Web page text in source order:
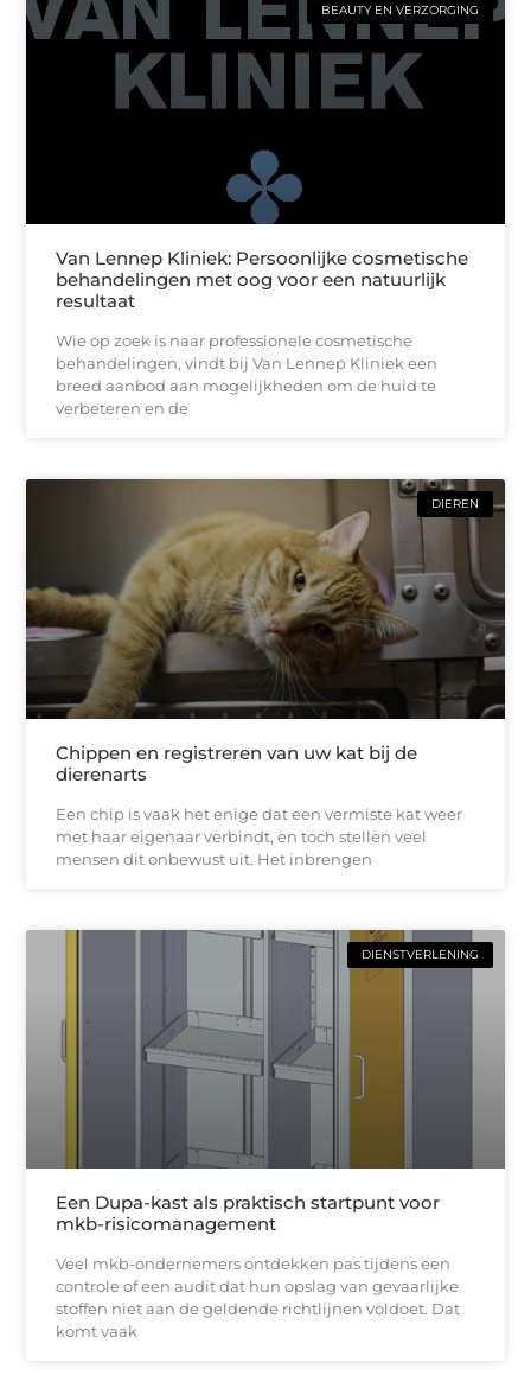
BEAUTY EN VERZORGING
Van Lennep Kliniek: Persoonlijke cosmetische
behandelingen met oog voor een natuurlijk
resultaat
Wie op zoek is naar professionele cosmetische
behandelingen, vindt bij Van Lennep Kliniek een
breed aanbod aan mogelijkheden om de huid te
verbeteren en de
DIEREN
Chippen en registreren van uw kat bij de
dierenarts
Een chip is vaak het enige dat een vermiste kat weer
met haar eigenaar verbindt, en toch stellen veel
mensen dit onbewust uit. Het inbrengen
DIENSTVERLENING
Een Dupa-kast als praktisch startpunt voor
mkb-risicomanagement
Veel mkb-ondernemers ontdekken pas tijdens een
controle of een audit dat hun opslag van gevaarlijke
stoffen niet aan de geldende richtlijnen voldoet. Dat
komt vaak